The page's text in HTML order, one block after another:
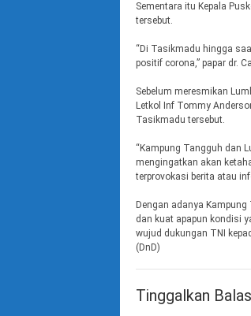
Sementara itu Kepala
tersebut.
“Di Tasikmadu hingga
positif corona,” papar dr.
Sebelum meresmikan
Letkol Inf Tommy
Tasikmadu tersebut.
“Kampung Tangguh dan
mengingatkan akan
terprovokasi berita atau
Dengan adanya
dan kuat apapun kondisi
wujud dukungan TNI
(DnD)
Tinggalkan